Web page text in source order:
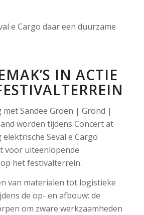
e Cargo daar een duurzame
IN ACTIE
Sandee Groen | Grond |
worden tijdens Concert at
elektrische Seval e Cargo
voor uiteenlopende
het festivalterrein.
van materialen tot logistieke
de op- en afbouw: de
om zware werkzaamheden